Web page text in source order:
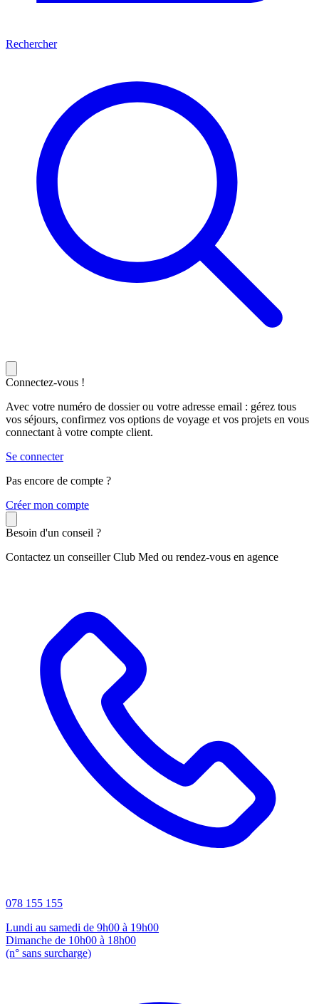
Rechercher
Connectez-vous !
Avec votre numéro de dossier ou votre adresse email : gérez tous
vos séjours, confirmez vos options de voyage et vos projets en vous
connectant à votre compte client.
Se connecter
Pas encore de compte ?
Créer mon compte
Besoin d'un conseil ?
Contactez un conseiller Club Med ou rendez-vous en agence
078 155 155
Lundi au samedi de 9h00 à 19h00
Dimanche de 10h00 à 18h00
(n° sans surcharge)